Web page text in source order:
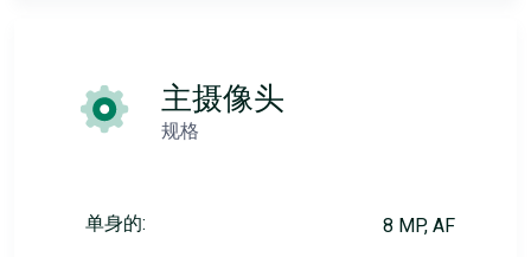
主摄像头
规格
单身的: 8 MP, AF